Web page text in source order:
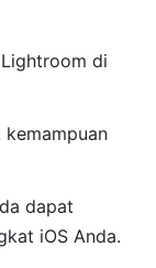
di
dapat
iOS Anda.